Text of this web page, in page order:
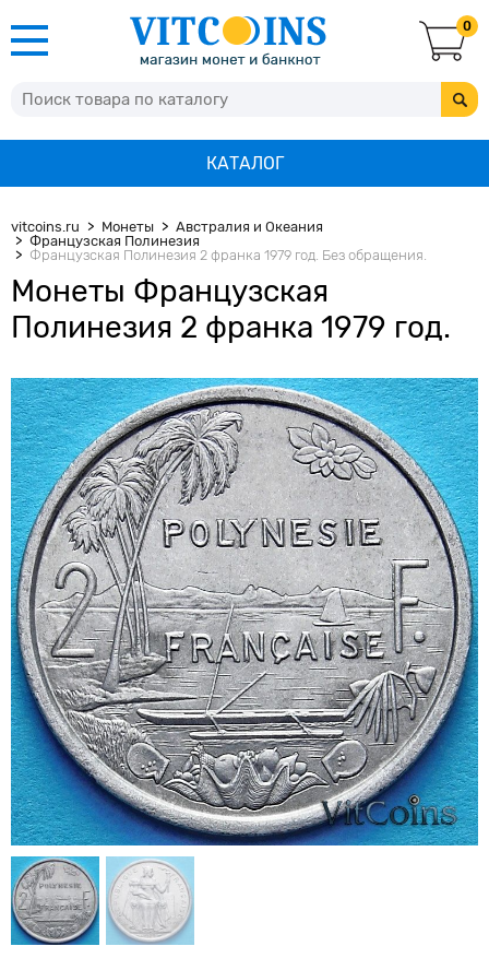
0
КАТАЛОГ
vitcoins.ru Монеты
Австралия и Океания
Французская Полинезия
Французская Полинезия 2 франка 1979 год. Без обращения.
Монеты Французская
Полинезия 2 франка 1979 год.